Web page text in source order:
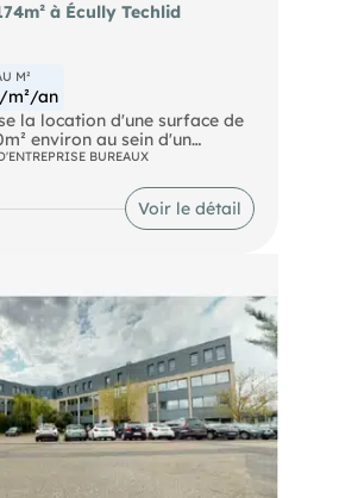
à Écully Techlid
M²
m²/an
la location d'une surface de
environ au sein d'un
au coeur de la TECHLID,
BUREAUX
Voir le détail